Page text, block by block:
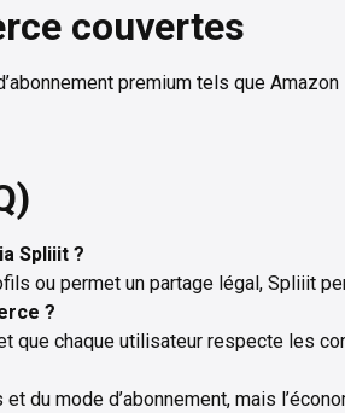
couvertes
premium tels que
Spliiit ?
ou permet un partage légal, Spliiit
?
que chaque utilisateur respecte les
du mode d’abonnement, mais